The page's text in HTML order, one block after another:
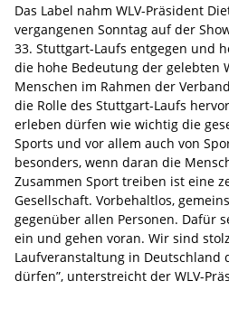
Das Label nahm WLV-Präsident
vergangenen Sonntag auf der
33. Stuttgart-Laufs entgegen und
die hohe Bedeutung der gelebten
Menschen im Rahmen der
die Rolle des Stuttgart-Laufs
erleben dürfen wie wichtig die
Sports und vor allem auch von
besonders, wenn daran die
Zusammen Sport treiben ist eine
Gesellschaft. Vorbehaltlos,
gegenüber allen Personen. Dafür
ein und gehen voran. Wir sind
Laufveranstaltung in Deutschland
dürfen”, unterstreicht der WLV-